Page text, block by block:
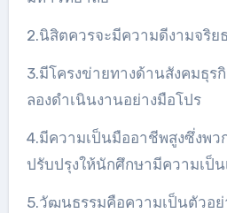
2.นิสิตควรจะมีความดีงามจริย
3.มีโครงข่ายทางด้านสังคมธุร
ลองดำเนินงานอย่างมือโปร
4.มีความเป็นมืออาชีพสูงซึ่งพว
ปรับปรุงให้นักศึกษามีความเป็
5.วัฒนธรรมคือความเป็นตัวอ